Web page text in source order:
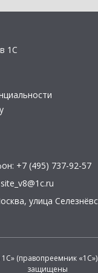
1С
+7 (495) 737-92-57
site_v8@1c.ru
, улица
(правопреемник
защищены